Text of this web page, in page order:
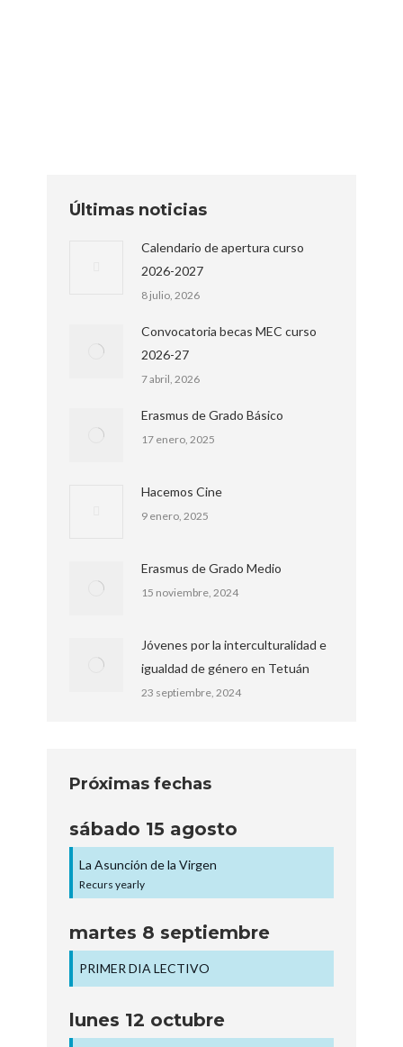
Últimas noticias
Calendario de apertura curso
2026-2027
8 julio, 2026
Convocatoria becas MEC curso
2026-27
7 abril, 2026
Erasmus de Grado Básico
17 enero, 2025
Hacemos Cine
9 enero, 2025
Erasmus de Grado Medio
15 noviembre, 2024
Jóvenes por la interculturalidad e
igualdad de género en Tetuán
23 septiembre, 2024
Próximas fechas
sábado 15 agosto
La Asunción de la Virgen
Recurs yearly
martes 8 septiembre
PRIMER DIA LECTIVO
lunes 12 octubre